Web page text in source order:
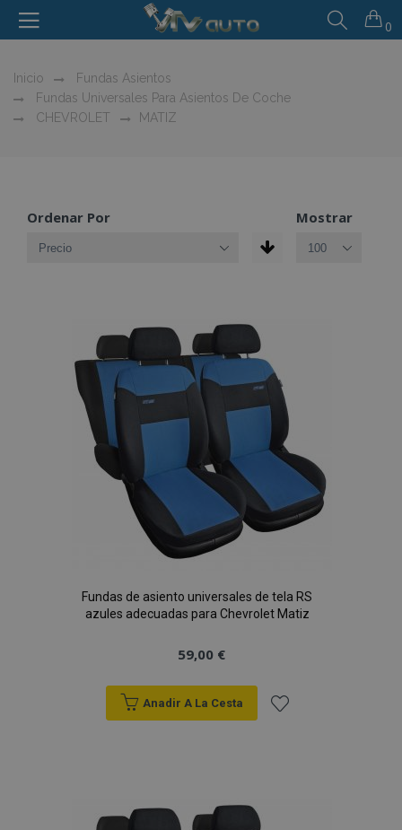
0
Inicio
Fundas Asientos
Fundas Universales Para Asientos De Coche
CHEVROLET
MATIZ
Ordenar Por Mostrar
Fundas de asiento universales de tela RS
azules adecuadas para Chevrolet Matiz
59,00 €
Anadir A La Cesta